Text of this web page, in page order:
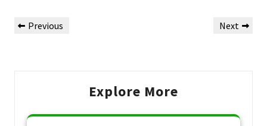
navigation
Previous
Previous
Next
Next
Explore More